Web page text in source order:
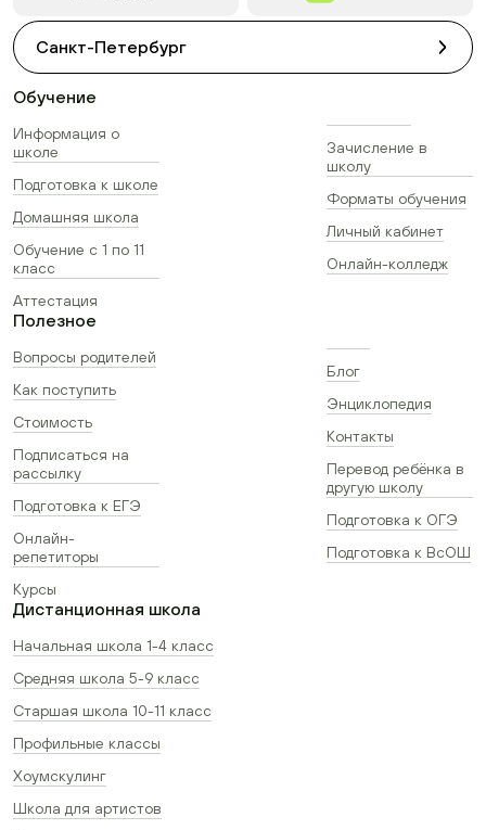
Санкт-Петербург
Обучение
Информация о
школе
Подготовка к школе
Домашняя школа
Обучение с 1 по 11
класс
Аттестация
Зачисление в
школу
Форматы обучения
Личный кабинет
Онлайн-колледж
Полезное
Вопросы родителей
Как поступить
Стоимость
Подписаться на
рассылку
Подготовка к ЕГЭ
Онлайн-
репетиторы
Курсы
Блог
Энциклопедия
Контакты
Перевод ребёнка в
другую школу
Подготовка к ОГЭ
Подготовка к ВсОШ
Дистанционная школа
Начальная школа 1-4 класс
Средняя школа 5-9 класс
Старшая школа 10-11 класс
Профильные классы
Хоумскулинг
Школа для артистов